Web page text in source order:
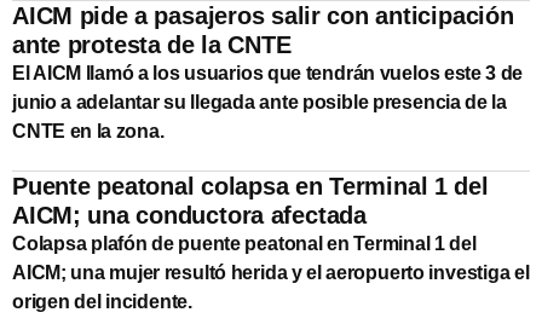
AICM pide a pasajeros salir con anticipación
ante protesta de la CNTE
El AICM llamó a los usuarios que tendrán vuelos este 3 de
junio a adelantar su llegada ante posible presencia de la
CNTE en la zona.
Puente peatonal colapsa en Terminal 1 del
AICM; una conductora afectada
Colapsa plafón de puente peatonal en Terminal 1 del
AICM; una mujer resultó herida y el aeropuerto investiga el
origen del incidente.